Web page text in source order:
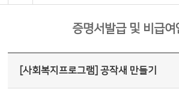
증명서발급 및 비급여
[사회복지프로그램] 공작새 만들기